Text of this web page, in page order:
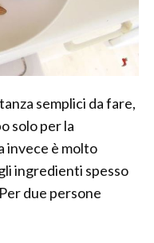
semplici da fare,
solo per la
invece è molto
ingredienti spesso
due persone